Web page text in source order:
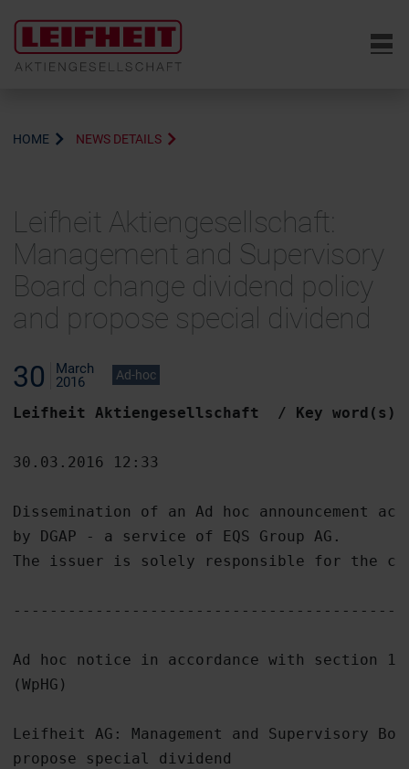
6
HOME NEWS DETAILS
Leifheit Aktiengesellschaft:
Management and Supervisory
Board change dividend policy
and propose special dividend
30
March
2016
Ad-hoc
Leifheit Aktiengesellschaft  / Key word(s):
30.03.2016 12:33
Dissemination of an Ad hoc announcement
by DGAP - a service of EQS Group AG.
The issuer is solely responsible for the
Ad hoc notice in accordance with section
(WpHG)
Leifheit AG: Management and Supervisory
propose special dividend